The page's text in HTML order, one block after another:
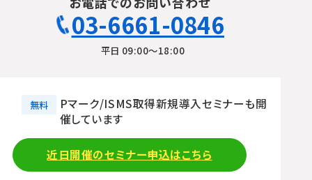
03-6661-0846
平日 09:00〜18:00
無料
Pマーク/ISMS取得新規導入セミナーも開
催しています
近日開催のセミナー申込はこちら